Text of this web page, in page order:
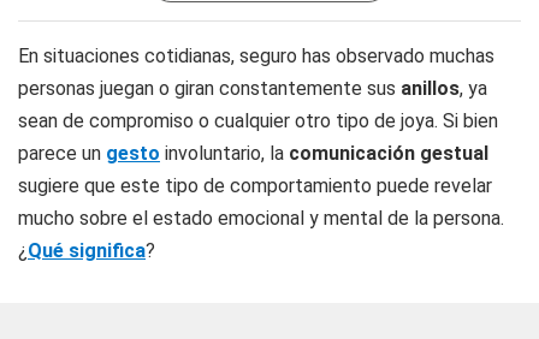
En situaciones cotidianas, seguro has observado muchas
personas juegan o giran constantemente sus anillos, ya
sean de compromiso o cualquier otro tipo de joya. Si bien
parece un gesto involuntario, la comunicación gestual
sugiere que este tipo de comportamiento puede revelar
mucho sobre el estado emocional y mental de la persona.
¿ Qué significa?